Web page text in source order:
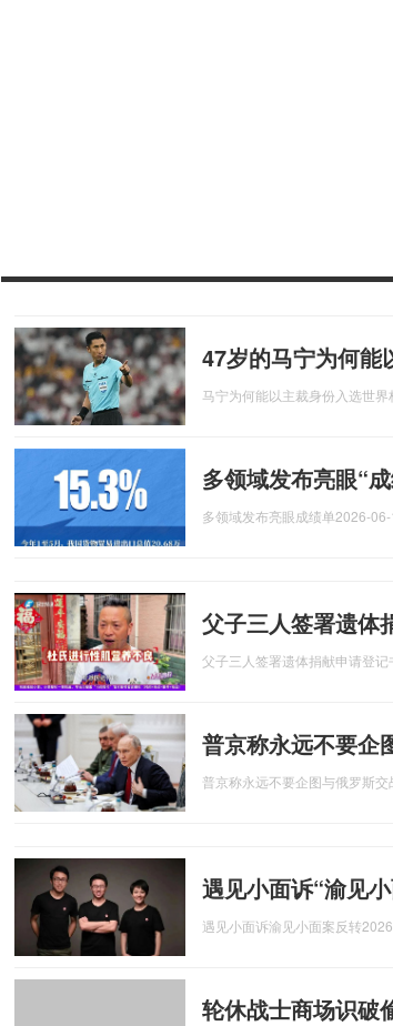
47岁的马宁为何能
马宁为何能以主裁身份入选世界
多领域发布亮眼“
多领域发布亮眼成绩单2026-
父子三人签署遗体
父子三人签署遗体捐献申请登记
普京称永远不要企
普京称永远不要企图与俄罗斯交
遇见小面诉“渝见
遇见小面诉渝见小面案反转
轮休战士商场识破